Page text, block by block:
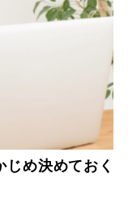
じめ決めておく